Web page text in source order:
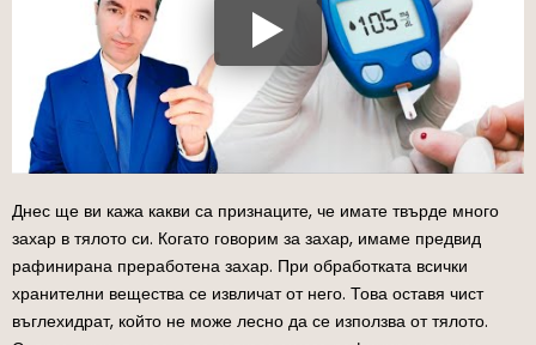
Днес ще ви кажа какви са признаците, че имате твърде много
захар в тялото си. Когато говорим за захар, имаме предвид
рафинирана преработена захар. При обработката всички
хранителни вещества се извличат от него. Това оставя чист
въглехидрат, който не може лесно да се използва от тялото.